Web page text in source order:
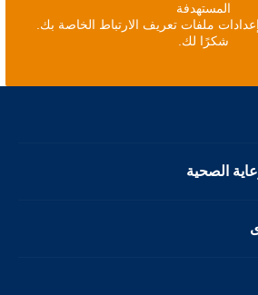
المستهدفة
ملفات تعريف الارتباط الخاصة بك.
شكرًا لك.
الصحية